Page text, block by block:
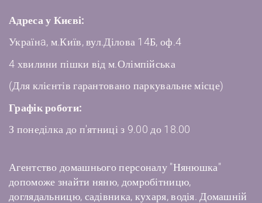
Адреса у Києві:
Українa, м.Київ, вул.Ділова 14Б, оф.4
4 хвилини пішки від м.Олімпійська
(Для клієнтів гарантовано паркувальне місце)
Графік роботи:
З понеділка до п'ятниці з 9.00 до 18.00
Агентство домашнього персоналу "Нянюшка"
допоможе знайти няню, домробітницю,
доглядальницю, садівника, кухаря, водія. Домашній